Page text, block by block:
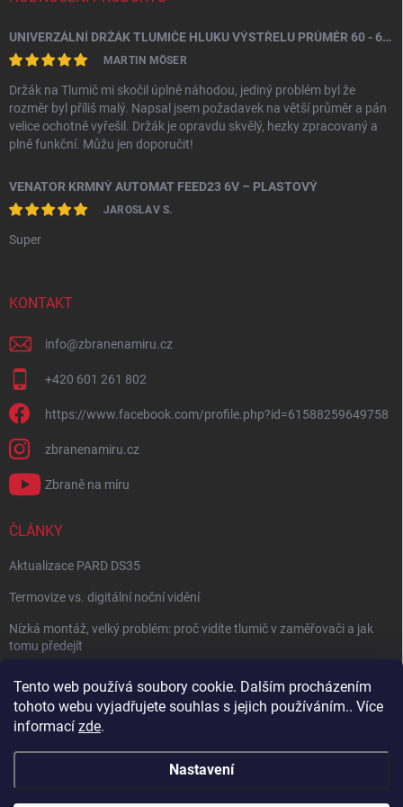
Tento web používá soubory cookie. Dalším procházením
tohoto webu vyjadřujete souhlas s jejich používáním.. Více
informací zde.
Nastavení
UNIVERZÁLNÍ DRŽÁK TLUMIČE HLUKU VÝSTŘELU PRŮMĚR 60 - 64,5 MM
MARTIN MÖSER
Držák na Tlumič mi skočil úplně náhodou, jediný problém byl že
rozměr byl příliš malý. Napsal jsem požadavek na větší průměr a pán
velice ochotně vyřešil. Držák je opravdu skvělý, hezky zpracovaný a
plně funkční. Můžu jen doporučit!
VENATOR KRMNÝ AUTOMAT FEED23 6V – PLASTOVÝ
JAROSLAV S.
Super
KONTAKT
info@zbranenamiru.cz
+420 601 261 802
https://www.facebook.com/profile.php?id=61588259649758
zbranenamiru.cz
Zbraně na míru
ČLÁNKY
Aktualizace PARD DS35
Termovize vs. digitální noční vidění
Nízká montáž, velký problém: proč vidíte tlumič v zaměřovači a jak
tomu předejít
Vytvořil Shoptet
Zbraně na míru. Všechna práva vyhrazena.